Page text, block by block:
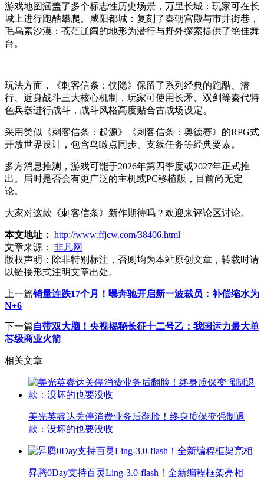
游戏地图涵盖了多个标志性历史场景，万里长城：玩家可在长
城上进行跑酷攀爬。咸阳都城：复刻了秦朝宫殿与市井街巷，
毛乌素沙漠：苍茫辽阔的地形为潜行与野外探索提供了绝佳舞
台。
玩法方面，《刺客信条：侠隐》保留了系列经典的跑酷、潜
行、近身战斗三大核心机制，玩家可使用长矛、双剑等秦代特
色兵器进行战斗，战斗风格高度贴合古战场设定。
采用类似《刺客信条：起源》《刺客信条：奥德赛》的RPG式
开放世界设计，包含鸟瞰点同步、支线任务等经典要素。
多方消息推测，游戏可能于2026年第四季度或2027年正式推
出。届时是否会有更广泛的主机或PC移植版，目前尚无定
论。
大家对这款《刺客信条》新作期待吗？欢迎来评论区讨论。
本文地址： http://www.ffjcw.com/38406.html
文章来源：
非凡网
版权声明： 除非特别标注，否则均为本站原创文章，转载时请
以链接形式注明文章出处。
上一篇销量连跌17个月！曝奔驰开启新一波裁员：补偿缩水为
N+6
下一篇自带双大脑！央视揭秘长征十二号乙：我国运力最大单
芯级商业火箭
相关文章
美光英睿达关停消费业务后翻脸！终身质保变强制退
款：没坏的也要没收
昇腾0Day支持百灵Ling-3.0-flash！全新编程框架亮相